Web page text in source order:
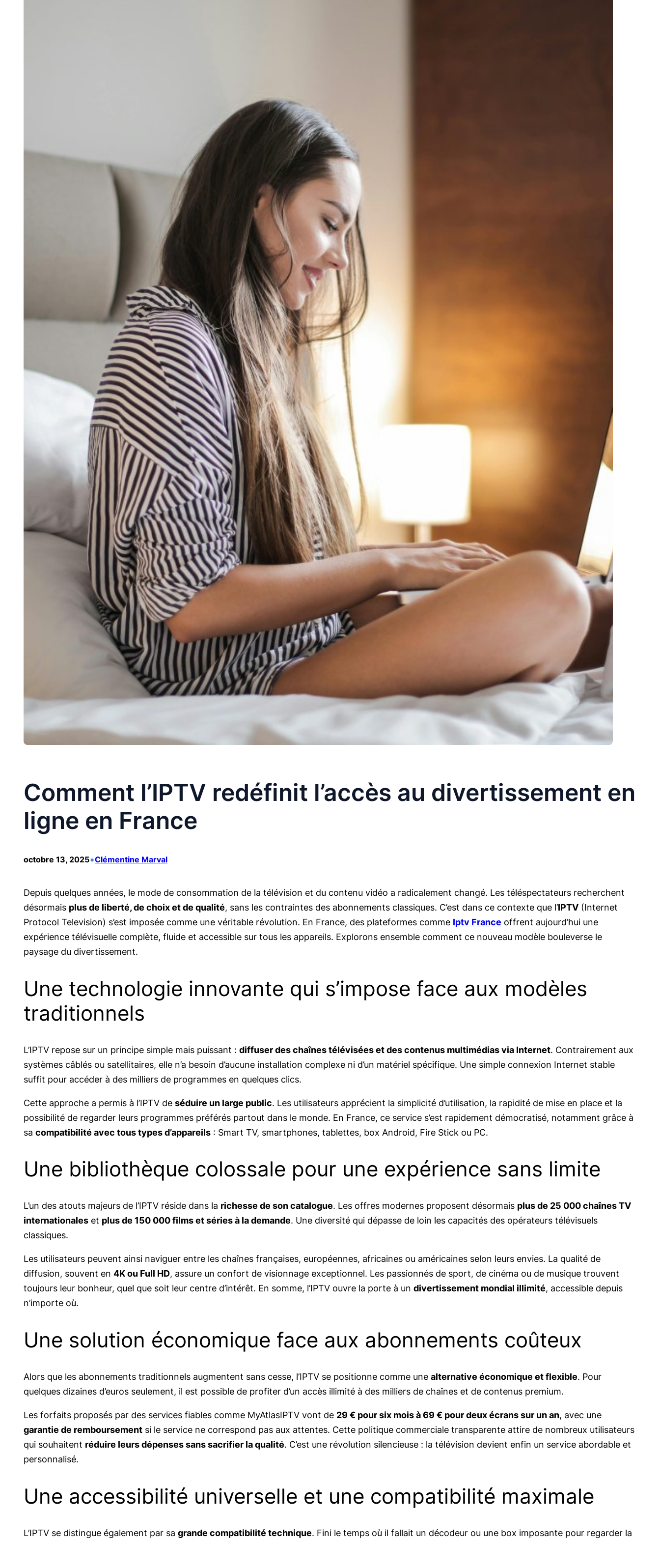
Comment l’IPTV redéfinit l’accès au divertissement en
ligne en France
octobre 13, 2025•Clémentine Marval
Depuis quelques années, le mode de consommation de la télévision et du contenu vidéo a radicalement changé. Les téléspectateurs recherchent
désormais plus de liberté, de choix et de qualité, sans les contraintes des abonnements classiques. C’est dans ce contexte que l’IPTV (Internet
Protocol Television) s’est imposée comme une véritable révolution. En France, des plateformes comme Iptv France offrent aujourd’hui une
expérience télévisuelle complète, fluide et accessible sur tous les appareils. Explorons ensemble comment ce nouveau modèle bouleverse le
paysage du divertissement.
Une technologie innovante qui s’impose face aux modèles
traditionnels
L’IPTV repose sur un principe simple mais puissant : diffuser des chaînes télévisées et des contenus multimédias via Internet. Contrairement aux
systèmes câblés ou satellitaires, elle n’a besoin d’aucune installation complexe ni d’un matériel spécifique. Une simple connexion Internet stable
suffit pour accéder à des milliers de programmes en quelques clics.
Cette approche a permis à l’IPTV de séduire un large public. Les utilisateurs apprécient la simplicité d’utilisation, la rapidité de mise en place et la
possibilité de regarder leurs programmes préférés partout dans le monde. En France, ce service s’est rapidement démocratisé, notamment grâce à
sa compatibilité avec tous types d’appareils : Smart TV, smartphones, tablettes, box Android, Fire Stick ou PC.
Une bibliothèque colossale pour une expérience sans limite
L’un des atouts majeurs de l’IPTV réside dans la richesse de son catalogue. Les offres modernes proposent désormais plus de 25 000 chaînes TV
internationales et plus de 150 000 films et séries à la demande. Une diversité qui dépasse de loin les capacités des opérateurs télévisuels
classiques.
Les utilisateurs peuvent ainsi naviguer entre les chaînes françaises, européennes, africaines ou américaines selon leurs envies. La qualité de
diffusion, souvent en 4K ou Full HD, assure un confort de visionnage exceptionnel. Les passionnés de sport, de cinéma ou de musique trouvent
toujours leur bonheur, quel que soit leur centre d’intérêt. En somme, l’IPTV ouvre la porte à un divertissement mondial illimité, accessible depuis
n’importe où.
Une solution économique face aux abonnements coûteux
Alors que les abonnements traditionnels augmentent sans cesse, l’IPTV se positionne comme une alternative économique et flexible. Pour
quelques dizaines d’euros seulement, il est possible de profiter d’un accès illimité à des milliers de chaînes et de contenus premium.
Les forfaits proposés par des services fiables comme MyAtlasIPTV vont de 29 € pour six mois à 69 € pour deux écrans sur un an, avec une
garantie de remboursement si le service ne correspond pas aux attentes. Cette politique commerciale transparente attire de nombreux utilisateurs
qui souhaitent réduire leurs dépenses sans sacrifier la qualité. C’est une révolution silencieuse : la télévision devient enfin un service abordable et
personnalisé.
Une accessibilité universelle et une compatibilité maximale
L’IPTV se distingue également par sa grande compatibilité technique. Fini le temps où il fallait un décodeur ou une box imposante pour regarder la